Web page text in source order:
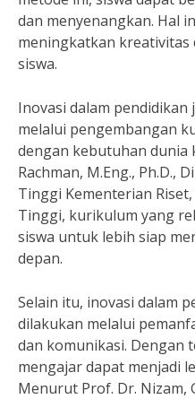
dan menyenangkan. Hal
meningkatkan kreativitas
siswa.
Inovasi dalam
melalui pengembangan
dengan kebutuhan dunia
Rachman, M.Eng., Ph.D.,
Tinggi Kementerian
Tinggi, kurikulum yang
siswa untuk lebih siap
depan.
Selain itu, inovasi dalam
dilakukan melalui
dan komunikasi. Dengan
mengajar dapat menjadi
Menurut Prof. Dr. Nizam,